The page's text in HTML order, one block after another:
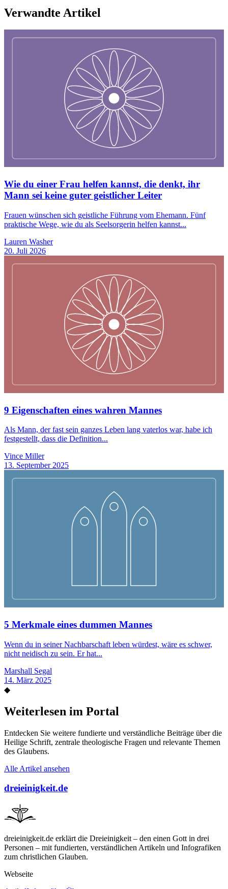
Verwandte Artikel
Wie du einer Frau helfen kannst, die denkt, ihr
Mann sei keine guter geistlicher Leiter
Frauen wünschen sich geistliche Führung vom Ehemann. Fünf
praktische Wege, wie du als Seelsorgerin helfen kannst...
Lauren Washer
20. Juli 2026
9 Eigenschaften eines wahren Mannes
Als Mann, der fast sein ganzes Leben lang vaterlos war, habe ich
festgestellt, dass die Definition...
Vince Miller
13. September 2025
5 Merkmale eines dummen Mannes
Wenn du in seiner Nachbarschaft leben würdest, wäre es schwer,
nicht neidisch zu sein. Er hat...
Marshall Segal
14. März 2025
◆
Weiterlesen im Portal
Entdecken Sie weitere fundierte und verständliche Beiträge über die
Heilige Schrift, zentrale theologische Fragen und relevante Themen
des Glaubens.
Alle Artikel ansehen
dreieinigkeit.de
dreieinigkeit.de erklärt die Dreieinigkeit – den einen Gott in drei
Personen – mit fundierten, verständlichen Artikeln und Infografiken
zum christlichen Glauben.
Webseite